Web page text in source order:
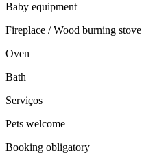
Baby equipment
Fireplace / Wood burning stove
Oven
Bath
Serviços
Pets welcome
Booking obligatory